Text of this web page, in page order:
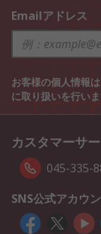
Emailアドレス
お客様の個人情報
に取り扱いを行いま
カスタマーサ
045-335-
SNS公式アカウ